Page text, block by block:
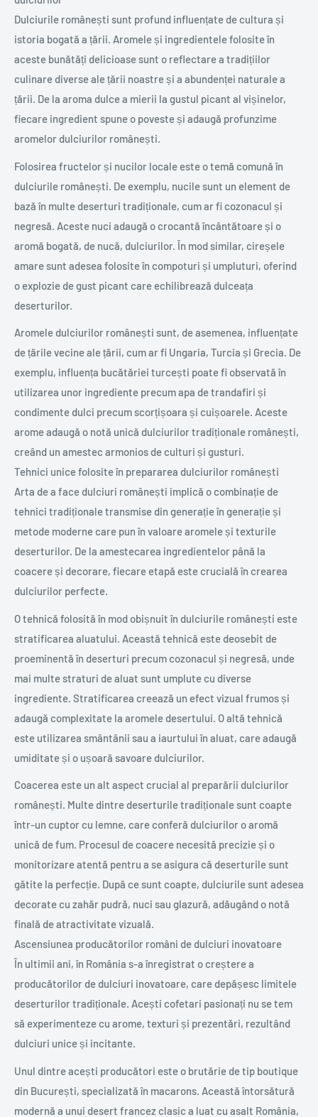
Dulciurile românești sunt profund influențate de cultura și
istoria bogată a țării. Aromele și ingredientele folosite în
aceste bunătăți delicioase sunt o reflectare a tradițiilor
culinare diverse ale țării noastre și a abundenței naturale a
țării. De la aroma dulce a mierii la gustul picant al vișinelor,
fiecare ingredient spune o poveste și adaugă profunzime
aromelor dulciurilor românești.
Folosirea fructelor și nucilor locale este o temă comună în
dulciurile românești. De exemplu, nucile sunt un element de
bază în multe deserturi tradiționale, cum ar fi cozonacul și
negresă. Aceste nuci adaugă o crocantă încântătoare și o
aromă bogată, de nucă, dulciurilor. În mod similar, cireșele
amare sunt adesea folosite în compoturi și umpluturi, oferind
o explozie de gust picant care echilibrează dulceața
deserturilor.
Aromele dulciurilor românești sunt, de asemenea, influențate
de țările vecine ale țării, cum ar fi Ungaria, Turcia și Grecia. De
exemplu, influența bucătăriei turcești poate fi observată în
utilizarea unor ingrediente precum apa de trandafiri și
condimente dulci precum scorțișoara și cuișoarele. Aceste
arome adaugă o notă unică dulciurilor tradiționale românești,
creând un amestec armonios de culturi și gusturi.
Tehnici unice folosite în prepararea dulciurilor românești
Arta de a face dulciuri românești implică o combinație de
tehnici tradiționale transmise din generație în generație și
metode moderne care pun în valoare aromele și texturile
deserturilor. De la amestecarea ingredientelor până la
coacere și decorare, fiecare etapă este crucială în crearea
dulciurilor perfecte.
O tehnică folosită în mod obișnuit în dulciurile românești este
stratificarea aluatului. Această tehnică este deosebit de
proeminentă în deserturi precum cozonacul și negresă, unde
mai multe straturi de aluat sunt umplute cu diverse
ingrediente. Stratificarea creează un efect vizual frumos și
adaugă complexitate la aromele desertului. O altă tehnică
este utilizarea smântânii sau a iaurtului în aluat, care adaugă
umiditate și o ușoară savoare dulciurilor.
Coacerea este un alt aspect crucial al preparării dulciurilor
românești. Multe dintre deserturile tradiționale sunt coapte
într-un cuptor cu lemne, care conferă dulciurilor o aromă
unică de fum. Procesul de coacere necesită precizie și o
monitorizare atentă pentru a se asigura că deserturile sunt
gătite la perfecție. După ce sunt coapte, dulciurile sunt adesea
decorate cu zahăr pudră, nuci sau glazură, adăugând o notă
finală de atractivitate vizuală.
Ascensiunea producătorilor români de dulciuri inovatoare
În ultimii ani, în România s-a înregistrat o creștere a
producătorilor de dulciuri inovatoare, care depășesc limitele
deserturilor tradiționale. Acești cofetari pasionați nu se tem
să experimenteze cu arome, texturi și prezentări, rezultând
dulciuri unice și incitante.
Unul dintre acești producători este o brutărie de tip boutique
din București, specializată în macarons. Această întorsătură
modernă a unui desert francez clasic a luat cu asalt România,